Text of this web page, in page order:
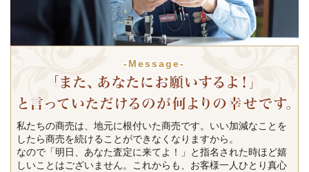
-Message-
私たちの商売は、地元に根付いた商売です。いい加減なことを
したら商売を続けることができなくなりますから。
なので「明日、あなた査定に来てよ！」と指名された時ほど嬉
しいことはございません。これからも、お客様一人ひとり真心